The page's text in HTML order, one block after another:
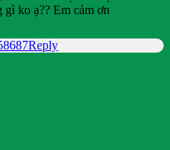
ko ạ?? Em cảm ơn
Reply